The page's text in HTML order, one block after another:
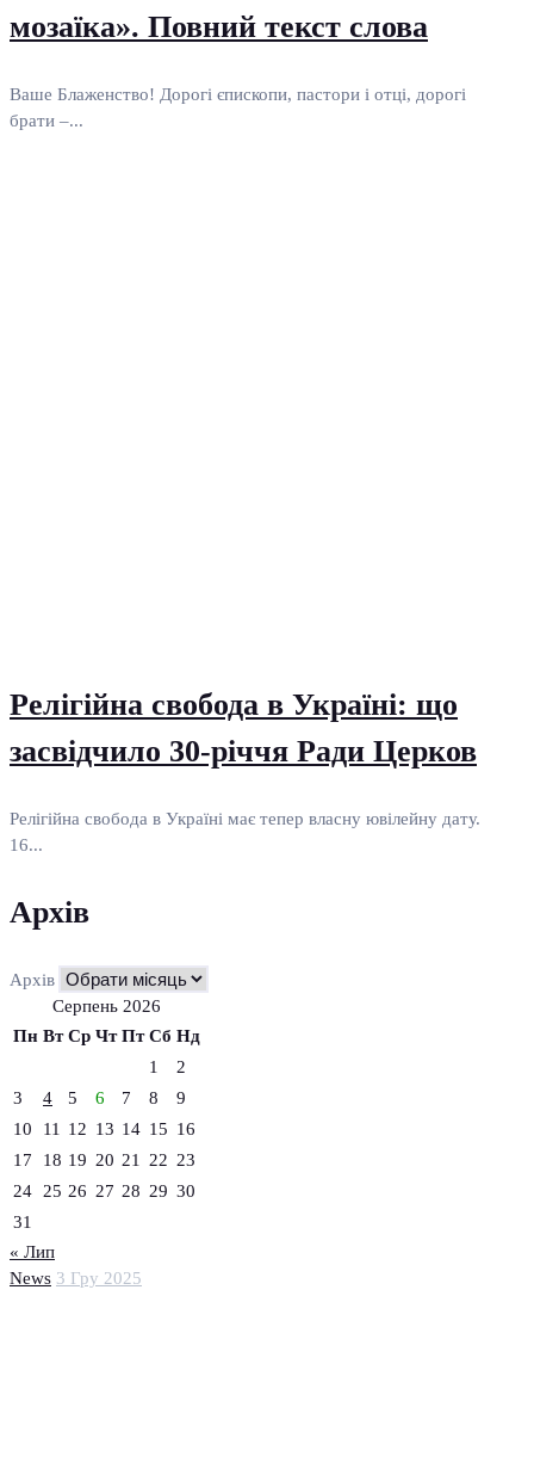
News 3 Гру 2025
мозаїка». Повний текст слова
Ваше Блаженство! Дорогі єпископи, пастори і отці, дорогі
брати –...
Релігійна свобода в Україні: що
засвідчило 30-річчя Ради Церков
Релігійна свобода в Україні має тепер власну ювілейну дату.
16...
Архів
Архів
Серпень 2026
Пн Вт Ср Чт Пт Сб Нд
1
2
3
4 5 6 7 8
9
10
11 12 13 14 15 16
17
18 19 20 21 22 23
24
25 26 27 28 29 30
31
« Лип